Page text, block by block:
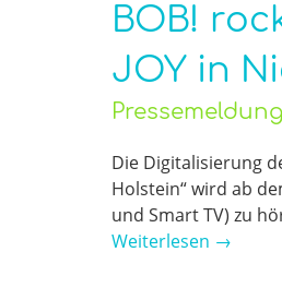
BOB!
JOY in
Die Digitalisierung
Holstein“ wird ab
und Smart TV) zu
Weiterlesen →